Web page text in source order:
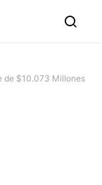
de $10.073 Millones